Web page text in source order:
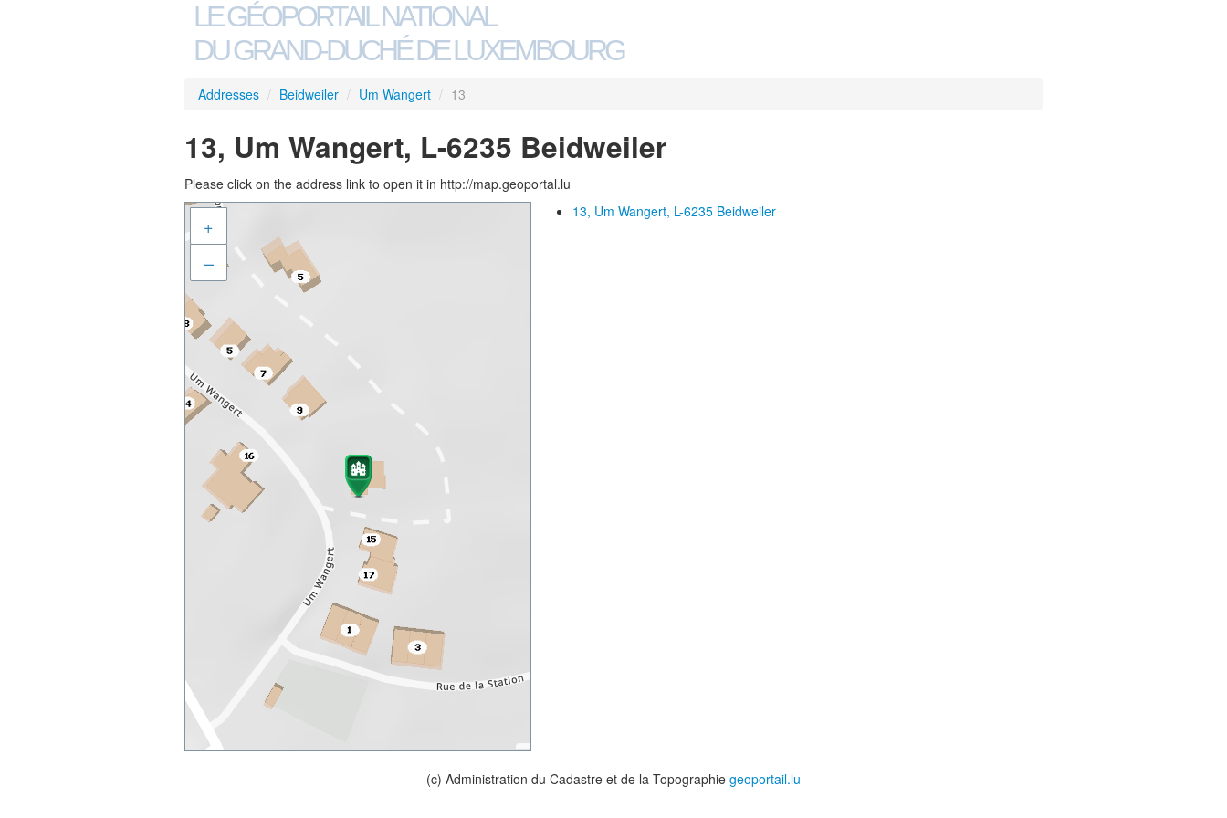
LE GÉOPORTAIL NATIONAL
DU GRAND-DUCHÉ DE LUXEMBOURG
Addresses / Beidweiler / Um Wangert / 13
13, Um Wangert, L-6235 Beidweiler
Please click on the address link to open it in http://map.geoportal.lu
+
–
13, Um Wangert, L-6235 Beidweiler
(c) Administration du Cadastre et de la Topographie geoportail.lu